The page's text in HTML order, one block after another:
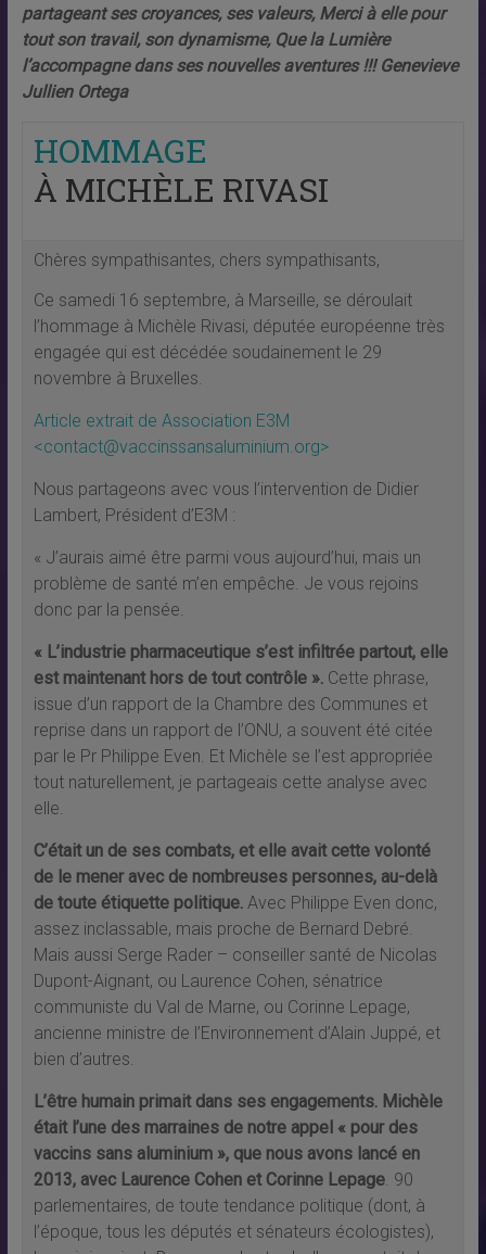
partageant ses croyances, ses valeurs, Merci à elle pour
tout son travail, son dynamisme, Que la Lumière
l’accompagne dans ses nouvelles aventures !!! Genevieve
Jullien Ortega
HOMMAGE
À MICHÈLE RIVASI
Chères sympathisantes, chers sympathisants,
Ce samedi 16 septembre, à Marseille, se déroulait
l’hommage à Michèle Rivasi, députée européenne très
engagée qui est décédée soudainement le 29
novembre à Bruxelles.
Article extrait de Association E3M
<contact@vaccinssansaluminium.org>
Nous partageons avec vous l’intervention de Didier
Lambert, Président d’E3M :
« J’aurais aimé être parmi vous aujourd’hui, mais un
problème de santé m’en empêche. Je vous rejoins
donc par la pensée.
« L’industrie pharmaceutique s’est infiltrée partout, elle
est maintenant hors de tout contrôle ».Cette phrase,
issue d’un rapport de la Chambre des Communes et
reprise dans un rapport de l’ONU, a souvent été citée
par le Pr Philippe Even. Et Michèle se l’est appropriée
tout naturellement, je partageais cette analyse avec
elle.
C’était un de ses combats, et elle avait cette volonté
de le mener avec de nombreuses personnes, au-delà
de toute étiquette politique. Avec Philippe Even donc,
assez inclassable, mais proche de Bernard Debré.
Mais aussi Serge Rader – conseiller santé de Nicolas
Dupont-Aignant, ou Laurence Cohen, sénatrice
communiste du Val de Marne, ou Corinne Lepage,
ancienne ministre de l’Environnement d’Alain Juppé, et
bien d’autres.
L’être humain primait dans ses engagements. Michèle
était l’une des marraines de notre appel « pour des
vaccins sans aluminium », que nous avons lancé en
2013, avec Laurence Cohen et Corinne Lepage. 90
parlementaires, de toute tendance politique (dont, à
l’époque, tous les députés et sénateurs écologistes),